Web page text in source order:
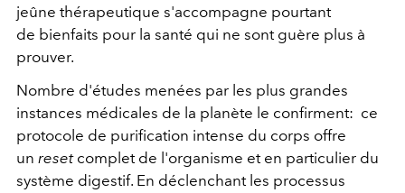
jeûne thérapeutique s'accompagne pourtant
de bienfaits pour la santé qui ne sont guère plus à
prouver.
Nombre d'études menées par les plus grandes
instances médicales de la planète le confirment: ce
protocole de purification intense du corps offre
un resetcomplet de l'organisme et en particulier du
système digestif. En déclenchant les processus